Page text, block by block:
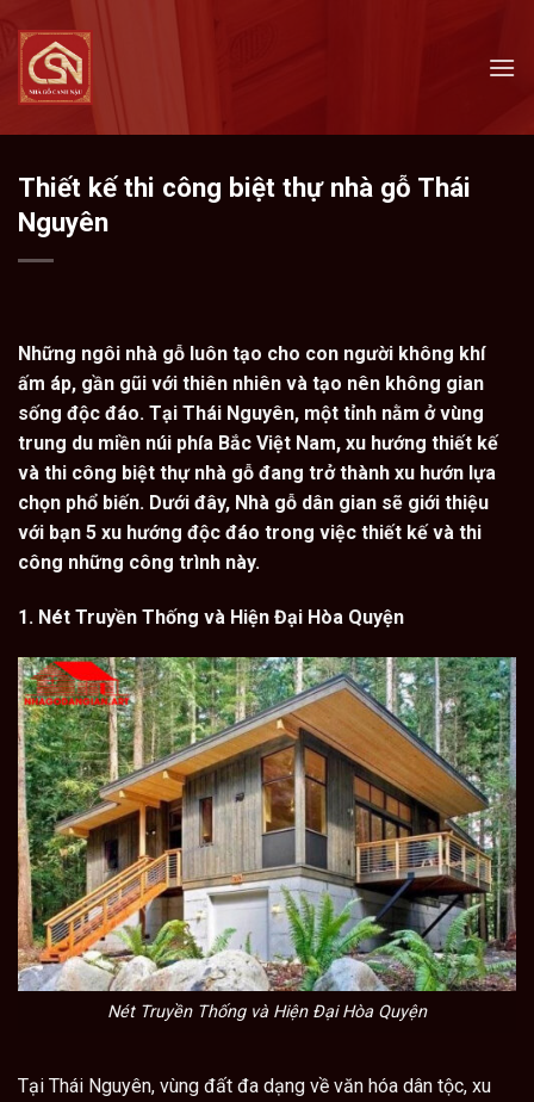
content
Thiết kế thi công biệt thự nhà gỗ Thái
Nguyên
Những ngôi nhà gỗ luôn tạo cho con người không khí
ấm áp, gần gũi với thiên nhiên và tạo nên không gian
sống độc đáo. Tại Thái Nguyên, một tỉnh nằm ở vùng
trung du miền núi phía Bắc Việt Nam, xu hướng thiết kế
và thi công biệt thự nhà gỗ đang trở thành xu hướn lựa
chọn phổ biến. Dưới đây, Nhà gỗ dân gian sẽ giới thiệu
với bạn 5 xu hướng độc đáo trong việc thiết kế và thi
công những công trình này.
1. Nét Truyền Thống và Hiện Đại Hòa Quyện
Nét Truyền Thống và Hiện Đại Hòa Quyện
Tại Thái Nguyên, vùng đất đa dạng về văn hóa dân tộc, xu